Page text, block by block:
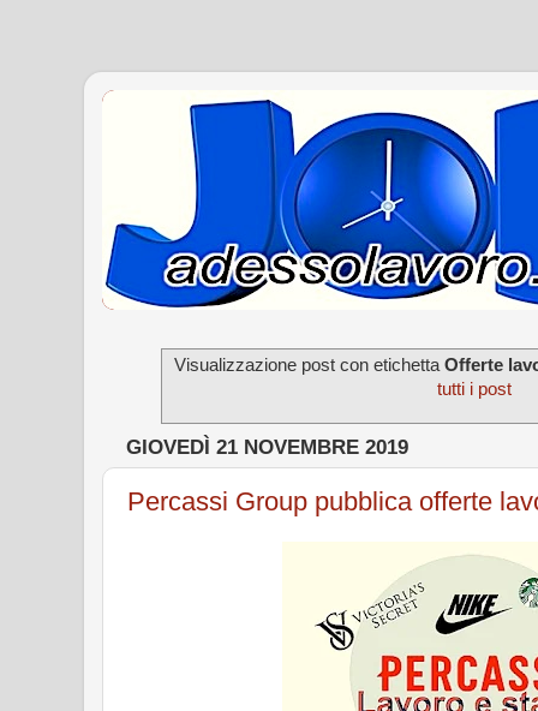
Visualizzazione post con etichettaOfferte
tutti i post
GIOVEDÌ 21 NOVEMBRE 2019
Percassi Group pubblica offerte